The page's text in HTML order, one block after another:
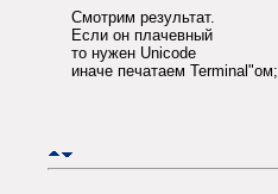
Смотрим результат.
Если он плачевный
то нужен Unicode
иначе печатаем Terminal"ом;